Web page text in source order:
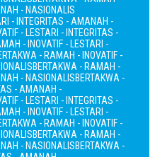
- NASIONALIS
- INTEGRITAS - AMANAH -
- LESTARI - INTEGRITAS -
- INOVATIF - LESTARI -
- RAMAH - INOVATIF -
BERTAKWA - RAMAH -
- NASIONALISBERTAKWA -
- AMANAH -
- LESTARI - INTEGRITAS -
- INOVATIF - LESTARI -
- RAMAH - INOVATIF -
BERTAKWA - RAMAH -
- NASIONALISBERTAKWA -